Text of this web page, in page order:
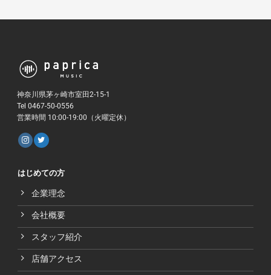
神奈川県茅ヶ崎市室田2-15-1
Tel 0467-50-0556
営業時間 10:00-19:00（火曜定休）
はじめての方
企業理念
会社概要
スタッフ紹介
店舗アクセス